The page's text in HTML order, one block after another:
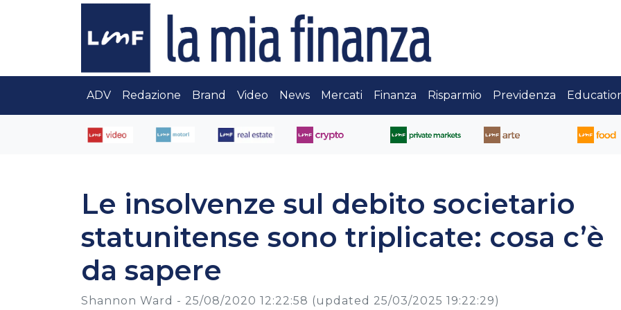
ADV Redazione Brand Video News Mercati Finanza Risparmio Previdenza
Le insolvenze sul debito societario
statunitense sono triplicate: cosa c’è
da sapere
Shannon Ward - 25/08/2020 12:22:58 (updated 25/03/2025 19:22:29)